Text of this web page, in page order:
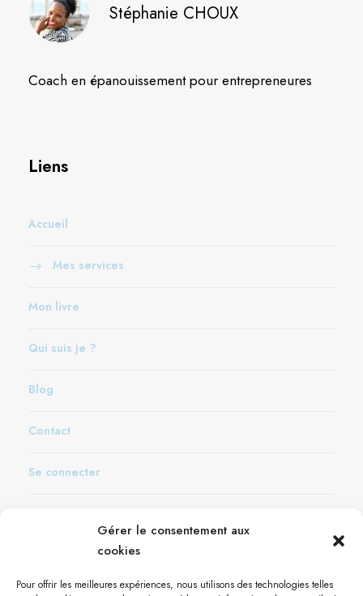
Gérer le consentement aux
cookies
Pour offrir les meilleures expériences, nous utilisons des technologies telles
Stéphanie CHOUX
Coach en épanouissement pour entrepreneures
Liens
Accueil
Mes services
Mon livre
Qui suis je ?
Blog
Contact
Se connecter